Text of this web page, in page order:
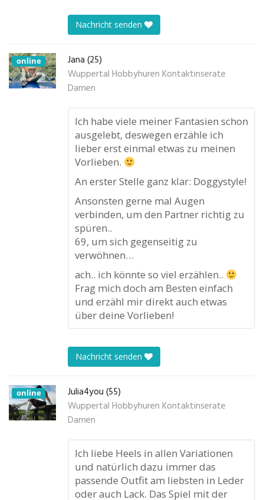
Nachricht senden
online
Jana (25)
Wuppertal Hobbyhuren Kontaktinserate
Damen
Ich habe viele meiner Fantasien schon
ausgelebt, deswegen erzähle ich
lieber erst einmal etwas zu meinen
Vorlieben.
An erster Stelle ganz klar: Doggystyle!
Ansonsten gerne mal Augen
verbinden, um den Partner richtig zu
spüren..
69, um sich gegenseitig zu
verwöhnen…
ach.. ich könnte so viel erzählen..
Frag mich doch am Besten einfach
und erzähl mir direkt auch etwas
über deine Vorlieben!
Nachricht senden
online
Julia4you (55)
Wuppertal Hobbyhuren Kontaktinserate
Damen
Ich liebe Heels in allen Variationen
und natürlich dazu immer das
passende Outfit am liebsten in Leder
oder auch Lack. Das Spiel mit der